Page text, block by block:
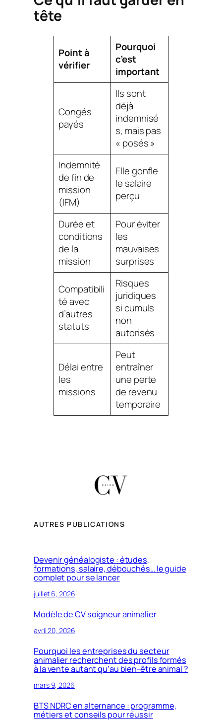
tête
Point à
vérifier
Pourquoi
c’est
important
Congés
payés
Ils sont
déjà
indemnisé
s, mais pas
« posés »
Indemnité
de fin de
mission
(IFM)
Elle gonfle
le salaire
perçu
Durée et
conditions
de la
mission
Pour éviter
les
mauvaises
surprises
Compatibili
té avec
d’autres
statuts
Risques
juridiques
si cumuls
non
autorisés
Délai entre
les
missions
Peut
entraîner
une perte
de revenu
temporaire
AUTRES PUBLICATIONS
Devenir généalogiste : études,
formations, salaire, débouchés… le guide
complet pour se lancer
juillet 6, 2026
Modèle de CV soigneur animalier
avril 20, 2026
Pourquoi les entreprises du secteur
animalier recherchent des profils formés
à la vente autant qu’au bien-être animal ?
mars 9, 2026
BTS NDRC en alternance : programme,
métiers et conseils pour réussir